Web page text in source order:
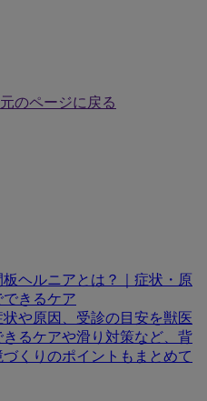
元のページに戻る
板ヘルニアとは？｜症状・原
きるケア
や原因、受診の目安を獣医
るケアや滑り対策など、背
くりのポイントもまとめて